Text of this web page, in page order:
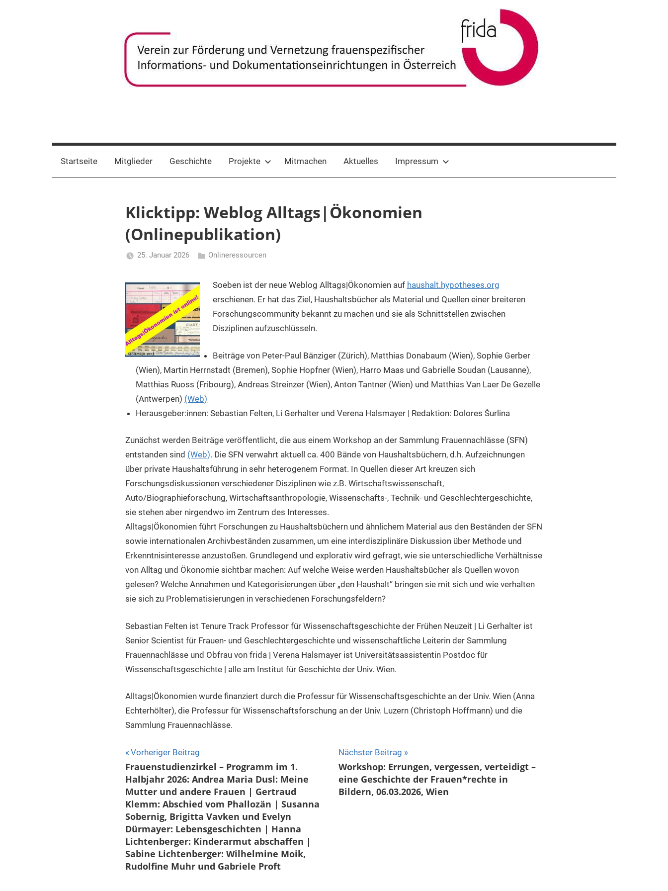
frida-
verein
zur
Förderung
Dokumentationseinrichtungen
Startseite Mitglieder Geschichte Projekte Mitmachen Aktuelles Impressum
Klicktipp: Weblog Alltags|Ökonomien
(Onlinepublikation)
25. Januar 2026
Gerhalter
Onlineressourcen
Soeben ist der neue Weblog Alltags|Ökonomien auf haushalt.hypotheses.org
erschienen. Er hat das Ziel, Haushaltsbücher als Material und Quellen einer breiteren
Forschungscommunity bekannt zu machen und sie als Schnittstellen zwischen
Disziplinen aufzuschlüsseln.
Beiträge von Peter-Paul Bänziger (Zürich), Matthias Donabaum (Wien), Sophie Gerber
(Wien), Martin Herrnstadt (Bremen), Sophie Hopfner (Wien), Harro Maas und Gabrielle Soudan (Lausanne),
Matthias Ruoss (Fribourg), Andreas Streinzer (Wien), Anton Tantner (Wien) und Matthias Van Laer De Gezelle
(Antwerpen) (Web)
Herausgeber:innen: Sebastian Felten, Li Gerhalter und Verena Halsmayer | Redaktion: Dolores Šurlina
Zunächst werden Beiträge veröffentlicht, die aus einem Workshop an der Sammlung Frauennachlässe (SFN)
entstanden sind (Web). Die SFN verwahrt aktuell ca. 400 Bände von Haushaltsbüchern, d.h. Aufzeichnungen
über private Haushaltsführung in sehr heterogenem Format. In Quellen dieser Art kreuzen sich
Forschungsdiskussionen verschiedener Disziplinen wie z.B. Wirtschaftswissenschaft,
Auto/Biographieforschung, Wirtschaftsanthropologie, Wissenschafts-, Technik- und Geschlechtergeschichte,
sie stehen aber nirgendwo im Zentrum des Interesses.
Alltags|Ökonomien führt Forschungen zu Haushaltsbüchern und ähnlichem Material aus den Beständen der SFN
sowie internationalen Archivbeständen zusammen, um eine interdisziplinäre Diskussion über Methode und
Erkenntnisinteresse anzustoßen. Grundlegend und explorativ wird gefragt, wie sie unterschiedliche Verhältnisse
von Alltag und Ökonomie sichtbar machen: Auf welche Weise werden Haushaltsbücher als Quellen wovon
gelesen? Welche Annahmen und Kategorisierungen über „den Haushalt“ bringen sie mit sich und wie verhalten
sie sich zu Problematisierungen in verschiedenen Forschungsfeldern?
Sebastian Felten ist Tenure Track Professor für Wissenschaftsgeschichte der Frühen Neuzeit | Li Gerhalter ist
Senior Scientist für Frauen- und Geschlechtergeschichte und wissenschaftliche Leiterin der Sammlung
Frauennachlässe und Obfrau von frida | Verena Halsmayer ist Universitätsassistentin Postdoc für
Wissenschaftsgeschichte | alle am Institut für Geschichte der Univ. Wien.
Alltags|Ökonomien wurde finanziert durch die Professur für Wissenschaftsgeschichte an der Univ. Wien (Anna
Echterhölter), die Professur für Wissenschaftsforschung an der Univ. Luzern (Christoph Hoffmann) und die
Sammlung Frauennachlässe.
Beitragsnavigation
Vorheriger Beitrag
Frauenstudienzirkel – Programm im 1.
Halbjahr 2026: Andrea Maria Dusl: Meine
Mutter und andere Frauen | Gertraud
Klemm: Abschied vom Phallozän | Susanna
Sobernig, Brigitta Vavken und Evelyn
Dürmayer: Lebensgeschichten | Hanna
Lichtenberger: Kinderarmut abschaffen |
Sabine Lichtenberger: Wilhelmine Moik,
Rudolfine Muhr und Gabriele Proft
Nächster Beitrag
Workshop: Errungen, vergessen, verteidigt –
eine Geschichte der Frauen*rechte in
Bildern, 06.03.2026, Wien